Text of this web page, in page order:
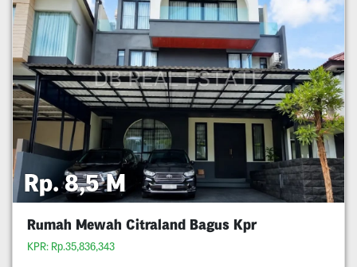
Rp. 8,5 M
Rumah Mewah Citraland Bagus Kpr
KPR: Rp.35,836,343